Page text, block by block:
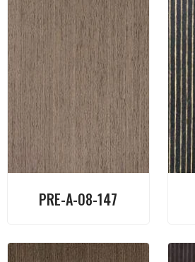
PRE-A-08-147